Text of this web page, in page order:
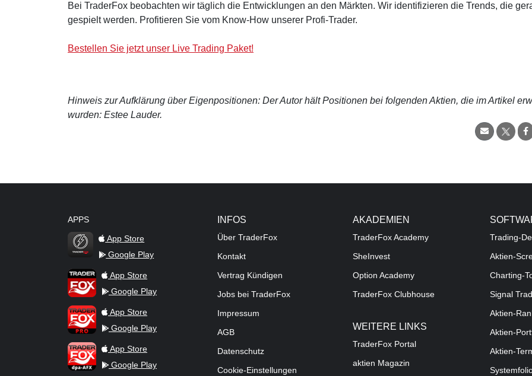
Bei TraderFox beobachten wir täglich die Entwicklungen an den Märkten. Wir identifizieren die Trends, die
gespielt werden. Profitieren Sie vom Know-How unserer Profi-Trader.
Bestellen Sie jetzt unser Live Trading Paket!
Hinweis zur Aufklärung über Eigenpositionen: Der Autor hält Positionen bei folgenden Aktien, die im Artikel
wurden: Estee Lauder.
APPS
TraderFox Flash
App Store
Google Play
TraderFox AppApp Store
Google Play
TraderFox ProApp Store
Google Play
TraderFox dpa-AFX ProFeed
App Store
Google Play
INFOS
Über TraderFox
Kontakt
Vertrag Kündigen
Jobs bei TraderFox
Impressum
AGB
Datenschutz
Cookie-Einstellungen
AKADEMIEN
TraderFox Academy
SheInvest
Option Academy
TraderFox Clubhouse
WEITERE LINKS
TraderFox Portal
aktien Magazin
Trading-
Aktien-
Charting-
Signal
Aktien-
Aktien-
Aktien-